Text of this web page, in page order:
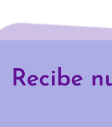
Recibe